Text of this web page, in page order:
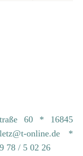
60 * 16845
online.de *
78 / 5 02 26